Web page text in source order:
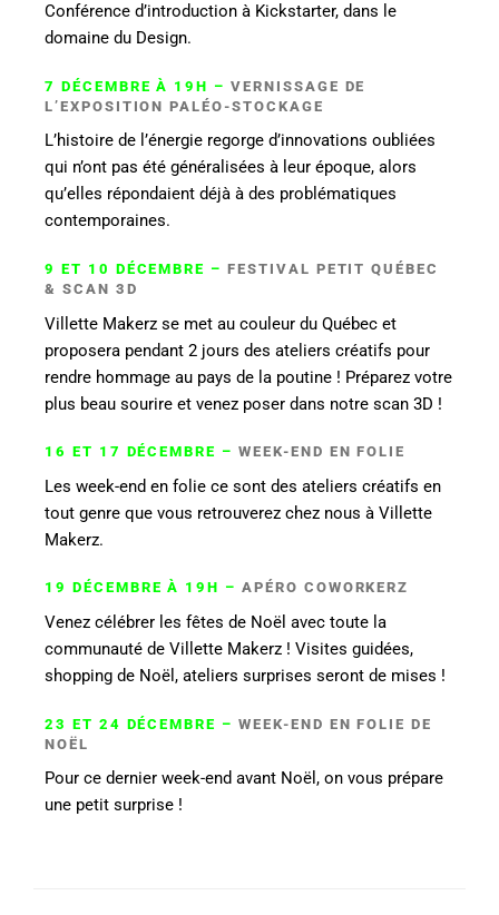
Conférence d’introduction à Kickstarter, dans le
domaine du Design.
7 DÉCEMBRE À 19H – VERNISSAGE DE
L’EXPOSITION PALÉO-STOCKAGE
L’histoire de l’énergie regorge d’innovations oubliées
qui n’ont pas été généralisées à leur époque, alors
qu’elles répondaient déjà à des problématiques
contemporaines.
9 ET 10 DÉCEMBRE – FESTIVAL PETIT QUÉBEC
& SCAN 3D
Villette Makerz se met au couleur du Québec et
proposera pendant 2 jours des ateliers créatifs pour
rendre hommage au pays de la poutine ! Préparez votre
plus beau sourire et venez poser dans notre scan 3D !
16 ET 17 DÉCEMBRE – WEEK-END EN FOLIE
Les week-end en folie ce sont des ateliers créatifs en
tout genre que vous retrouverez chez nous à Villette
Makerz.
19 DÉCEMBRE À 19H – APÉRO COWORKERZ
Venez célébrer les fêtes de Noël avec toute la
communauté de Villette Makerz ! Visites guidées,
shopping de Noël, ateliers surprises seront de mises !
23 ET 24 DÉCEMBRE – WEEK-END EN FOLIE DE
NOËL
Pour ce dernier week-end avant Noël, on vous prépare
une petit surprise !